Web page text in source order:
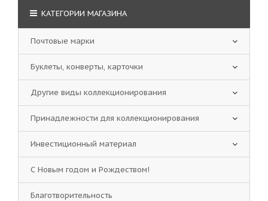
КАТЕГОРИИ МАГАЗИНА
Почтовые марки
Буклеты, конверты, карточки
Другие виды коллекционирования
Принадлежности для коллекционирования
Инвестиционный материал
С Новым годом и Рождеством!
Благотворительность